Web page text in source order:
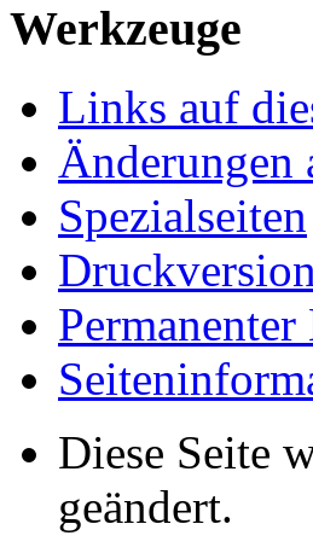
Werkzeuge
Links auf
Änderungen
Spezialseiten
Druckversion
Diese Seite
geändert.